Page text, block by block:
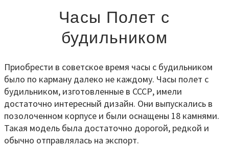
Часы Полет с
будильником
Приобрести в советское время часы с будильником
было по карману далеко не каждому. Часы полет с
будильником, изготовленные в СССР, имели
достаточно интересный дизайн. Они выпускались в
позолоченном корпусе и были оснащены 18 камнями.
Такая модель была достаточно дорогой, редкой и
обычно отправлялась на экспорт.